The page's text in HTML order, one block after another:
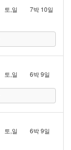
토,일 7박 10일
토,일 6박 9일
토,일 6박 9일